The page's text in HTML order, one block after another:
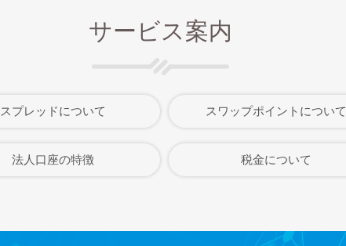
サービス案内
スプレッドについて スワップポイントについて
法人口座の特徴 税金について